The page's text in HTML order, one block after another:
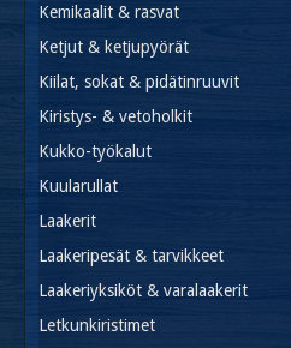
Kemikaalit & rasvat
Ketjut & ketjupyörät
Kiilat, sokat & pidätinruuvit
Kiristys- & vetoholkit
Kukko-työkalut
Kuularullat
Laakerit
Laakeripesät & tarvikkeet
Laakeriyksiköt & varalaakerit
Letkunkiristimet